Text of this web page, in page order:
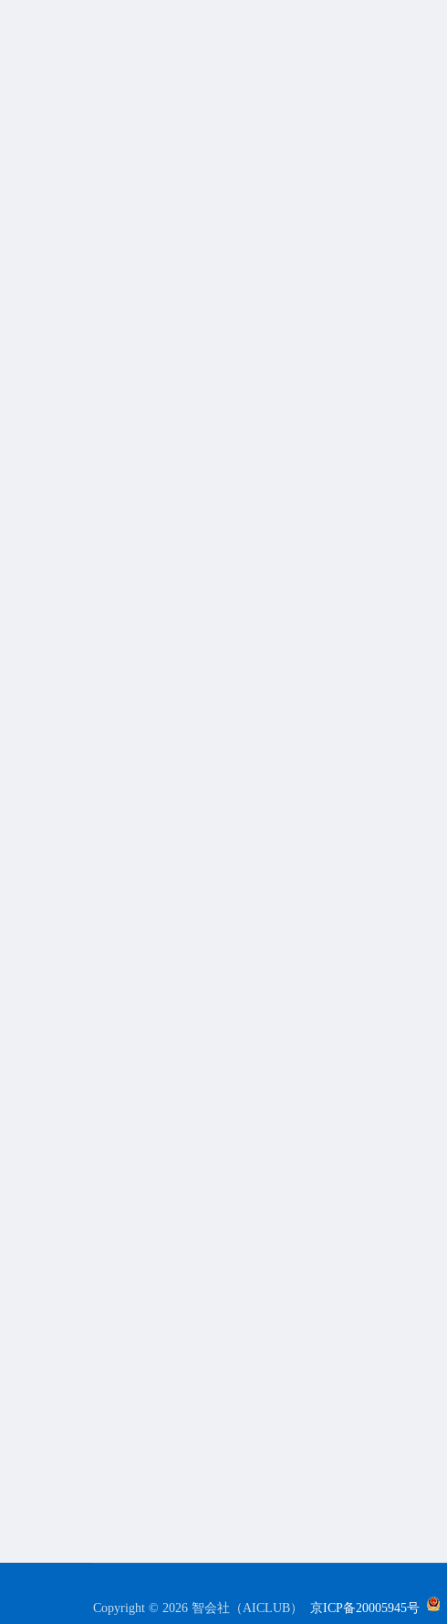
Copyright © 2026 智会社（AICLUB） 京ICP备20005945号